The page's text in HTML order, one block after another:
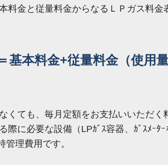
料金と従量料金からなるＬＰガス料
基本料金+従量料金（使用
くても、毎月定額をお支払いいただく
際に必要な設備（LPｶﾞｽ容器、ｶﾞｽﾒｰﾀ
管理費用です。